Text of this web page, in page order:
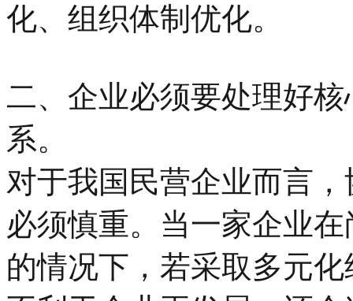
化、组织体制优化。
二、企业必须要处理好
系。
对于我国民营企业而言
必须慎重。当一家企业
的情况下，若采取多元